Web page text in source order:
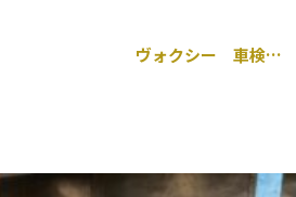
ヴォクシー 車検整備 持ち込み ドラレコ取り付け 千葉市